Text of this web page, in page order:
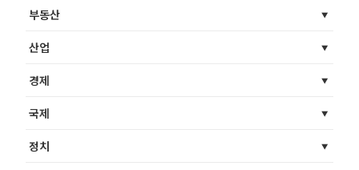
부동산
산업
경제
국제
정치